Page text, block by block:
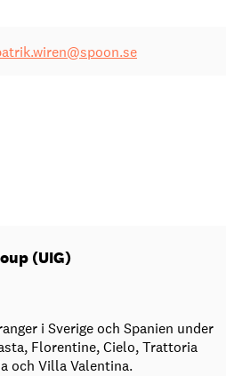
(UIG)
i Sverige och Spanien under
Florentine, Cielo, Trattoria
och Villa Valentina.